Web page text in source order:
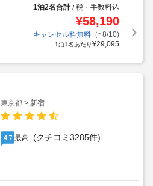
1泊2名合計/税・手数料込
¥58,190
キャンセル料無料（~8/10)
1泊1名あたり¥29,095
東京都 > 新宿
4.7 最高 (クチコミ3285件)